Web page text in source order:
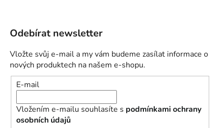
Odebírat newsletter
Vložte svůj e-mail a my vám budeme zasílat informace o
nových produktech na našem e-shopu.
E-mail
Vložením e-mailu souhlasíte s podmínkami ochrany
osobních údajů